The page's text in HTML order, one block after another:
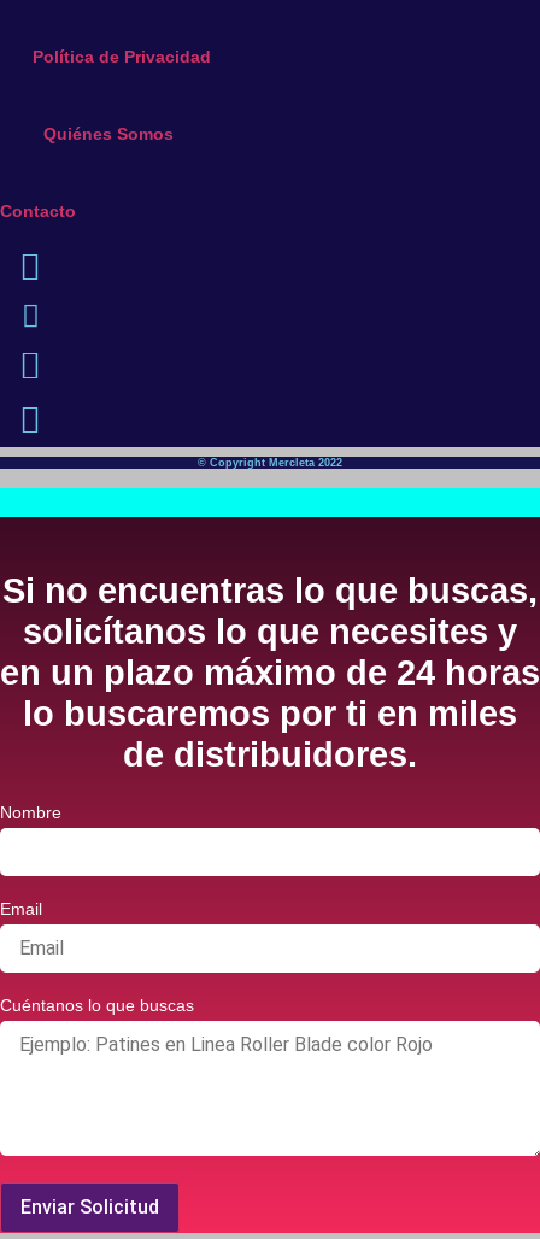
Política de Privacidad
Quiénes Somos
Contacto
© Copyright Mercleta 2022
Si no encuentras lo que buscas,
solicítanos lo que necesites y
en un plazo máximo de 24 horas
lo buscaremos por ti en miles
de distribuidores.
Nombre
Email
Cuéntanos lo que buscas
Enviar Solicitud